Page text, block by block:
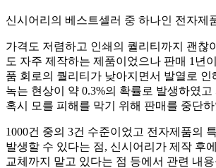
신시어리의 베스트셀러 중 하나인 전자제
가격도 저렴하고 인쇄의 퀄리티까지 괜찮
도 자주 제작하는 제품이었으나 판매 1년
품 회로의 퀄리티가 낮아지면서 발열로 인
녹는 현상이 약 0.3%의 확률로 발생하였
혹시 모를 피해를 막기 위해 판매를 중단
1000건 중의 3건 수준이었고 전자제품의
발생할 수 있다는 점, 신시어리가 제작 후
교체까지 맡고 있다는 점 등에서 관련 내